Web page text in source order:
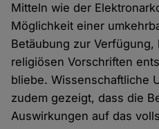
Mitteln wie der
Möglichkeit einer
Betäubung zur
religiösen Vorschriften
bliebe. Wissenschaftliche
zudem gezeigt, dass die
Auswirkungen auf das